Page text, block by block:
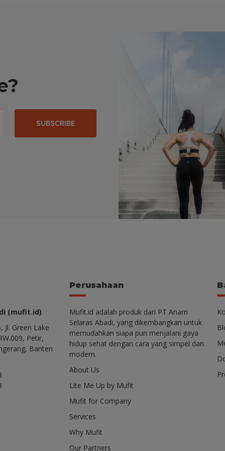
SUBSCRIBE
(mufit.id)
Jl. Green Lake
Petir,
Banten
Perusahaan
Mufit.id adalah produk dari PT Anam
Selaras Abadi, yang dikembangkan untuk
memudahkan siapa pun menjalani gaya
hidup sehat dengan cara yang simpel dan
modern.
About Us
Lite Me Up by Mufit
Mufit for Company
Services
Why Mufit
Our Partners